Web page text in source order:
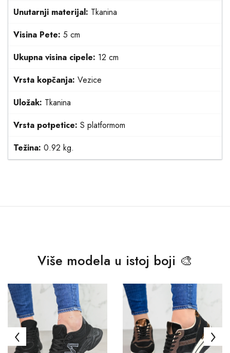
Unutarnji materijal: Tkanina
Visina Pete: 5 cm
Ukupna visina cipele: 12 cm
Vrsta kopčanja: Vezice
Uložak: Tkanina
Vrsta potpetice: S platformom
Težina: 0.92 kg.
Više modela u istoj boji 🎨